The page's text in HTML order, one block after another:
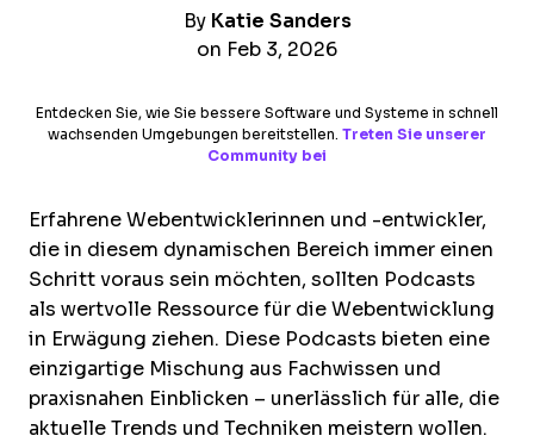
By Katie Sanders
on Feb 3, 2026
Entdecken Sie, wie Sie bessere Software und Systeme in schnell
wachsenden Umgebungen bereitstellen. Treten Sie unserer
Community bei
Erfahrene Webentwicklerinnen und -entwickler,
die in diesem dynamischen Bereich immer einen
Schritt voraus sein möchten, sollten Podcasts
als wertvolle Ressource für die Webentwicklung
in Erwägung ziehen. Diese Podcasts bieten eine
einzigartige Mischung aus Fachwissen und
praxisnahen Einblicken – unerlässlich für alle, die
aktuelle Trends und Techniken meistern wollen.